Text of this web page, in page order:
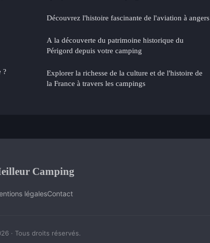
?
Découvrez l'histoire fascinante de l'aviation à angers
A la découverte du patrimoine historique du
Périgord depuis votre camping
Explorer la richesse de la culture et de l'histoire de
la France à travers les campings
Camping
légalesContact
· Tous droits réservés.